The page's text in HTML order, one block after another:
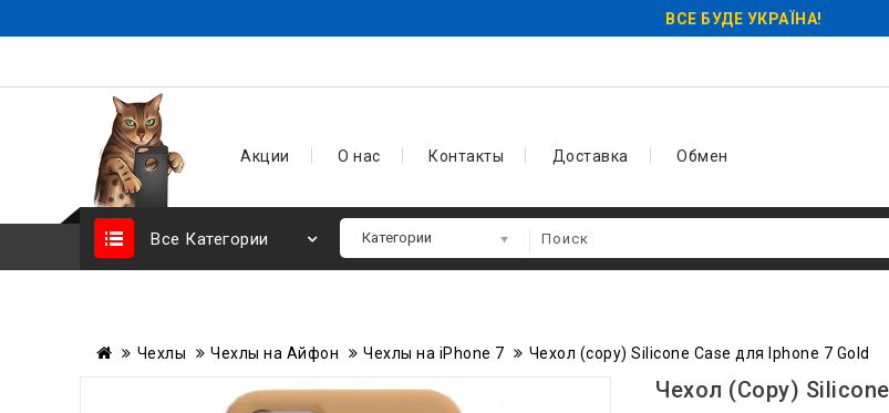
ВСЕ БУДЕ УКРАЇНА!
Акции О нас Контакты Доставка Обмен
Все Категории
Чехлы Чехлы на Айфон Чехлы на iPhone 7 Чехол (copy) Silicone Case для Iphone 7 Gold
Чехол (copy)